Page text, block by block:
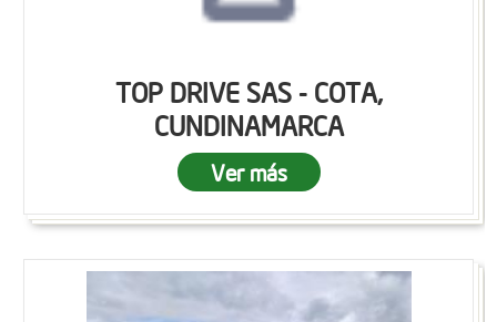
TOP DRIVE SAS - COTA,
CUNDINAMARCA
Ver más